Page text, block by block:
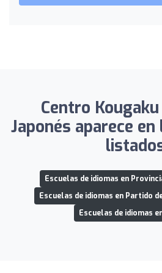
Centro
Japonés aparece
Escuelas de idiomas en
Escuelas de idiomas en Partido
Escuelas de idiomas